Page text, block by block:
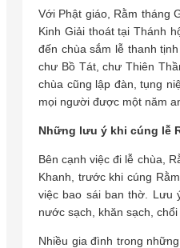
Với Phật giáo, Rằm tháng
Kinh Giải thoát tại Thánh
đến chùa sắm lễ thanh
chư Bồ Tát, chư Thiên
chùa cũng lập đàn, tụng
mọi người được một năm
Những lưu ý khi cúng lễ
Bên cạnh việc đi lễ chùa,
Khanh, trước khi cúng
việc bao sái ban thờ. Lưu
nước sạch, khăn sạch,
Nhiều gia đình trong